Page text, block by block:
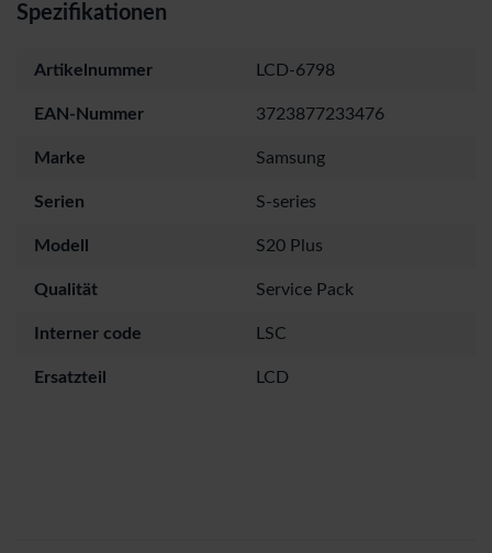
Spezifikationen
Artikelnummer LCD-6798
EAN-Nummer 3723877233476
Marke Samsung
Serien S-series
Modell S20 Plus
Qualität Service Pack
Interner code LSC
Ersatzteil LCD